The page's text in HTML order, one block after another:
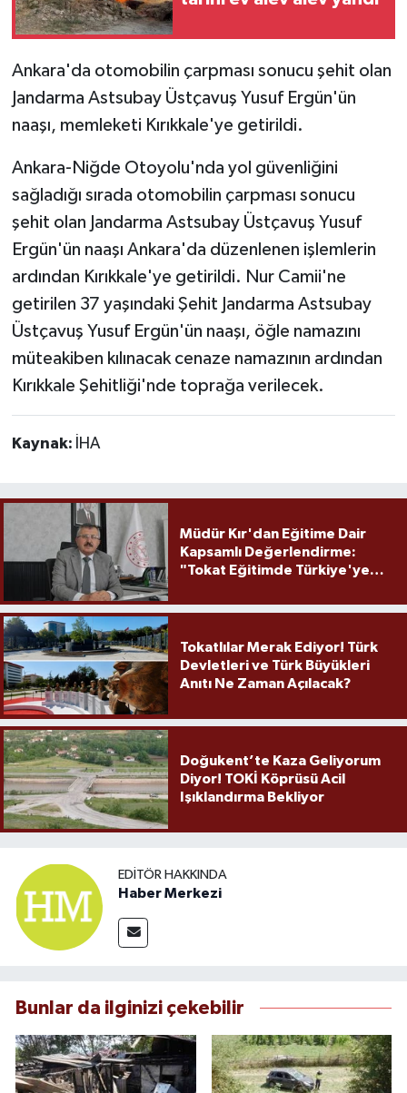
Ankara'da otomobilin çarpması sonucu şehit olan
Jandarma Astsubay Üstçavuş Yusuf Ergün'ün
naaşı, memleketi Kırıkkale'ye getirildi.
Ankara-Niğde Otoyolu'nda yol güvenliğini
sağladığı sırada otomobilin çarpması sonucu
şehit olan Jandarma Astsubay Üstçavuş Yusuf
Ergün'ün naaşı Ankara'da düzenlenen işlemlerin
ardından Kırıkkale'ye getirildi. Nur Camii'ne
getirilen 37 yaşındaki Şehit Jandarma Astsubay
Üstçavuş Yusuf Ergün'ün naaşı, öğle namazını
müteakiben kılınacak cenaze namazının ardından
Kırıkkale Şehitliği'nde toprağa verilecek.
Kaynak: İHA
Müdür Kır'dan Eğitime Dair
Kapsamlı Değerlendirme:
"Tokat Eğitimde Türkiye'ye
Tokatlılar Merak Ediyor! Türk
Devletleri ve Türk Büyükleri
Anıtı Ne Zaman Açılacak?
Doğukent’te Kaza Geliyorum
Diyor! TOKİ Köprüsü Acil
Işıklandırma Bekliyor
EDITÖR HAKKINDA
Haber Merkezi
Bunlar da ilginizi çekebilir